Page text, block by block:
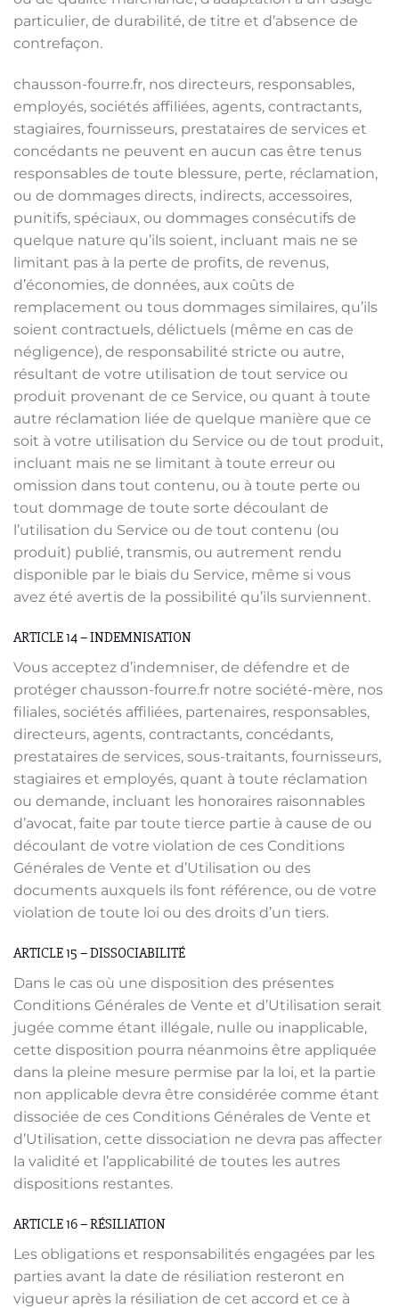
particulier, de durabilité, de titre et d’absence de
contrefaçon.
chausson-fourre.fr, nos directeurs, responsables,
employés, sociétés affiliées, agents, contractants,
stagiaires, fournisseurs, prestataires de services et
concédants ne peuvent en aucun cas être tenus
responsables de toute blessure, perte, réclamation,
ou de dommages directs, indirects, accessoires,
punitifs, spéciaux, ou dommages consécutifs de
quelque nature qu’ils soient, incluant mais ne se
limitant pas à la perte de profits, de revenus,
d’économies, de données, aux coûts de
remplacement ou tous dommages similaires, qu’ils
soient contractuels, délictuels (même en cas de
négligence), de responsabilité stricte ou autre,
résultant de votre utilisation de tout service ou
produit provenant de ce Service, ou quant à toute
autre réclamation liée de quelque manière que ce
soit à votre utilisation du Service ou de tout produit,
incluant mais ne se limitant à toute erreur ou
omission dans tout contenu, ou à toute perte ou
tout dommage de toute sorte découlant de
l’utilisation du Service ou de tout contenu (ou
produit) publié, transmis, ou autrement rendu
disponible par le biais du Service, même si vous
avez été avertis de la possibilité qu’ils surviennent.
ARTICLE 14 – INDEMNISATION
Vous acceptez d’indemniser, de défendre et de
protéger chausson-fourre.fr notre société-mère, nos
filiales, sociétés affiliées, partenaires, responsables,
directeurs, agents, contractants, concédants,
prestataires de services, sous-traitants, fournisseurs,
stagiaires et employés, quant à toute réclamation
ou demande, incluant les honoraires raisonnables
d’avocat, faite par toute tierce partie à cause de ou
découlant de votre violation de ces Conditions
Générales de Vente et d’Utilisation ou des
documents auxquels ils font référence, ou de votre
violation de toute loi ou des droits d’un tiers.
ARTICLE 15 – DISSOCIABILITÉ
Dans le cas où une disposition des présentes
Conditions Générales de Vente et d’Utilisation serait
jugée comme étant illégale, nulle ou inapplicable,
cette disposition pourra néanmoins être appliquée
dans la pleine mesure permise par la loi, et la partie
non applicable devra être considérée comme étant
dissociée de ces Conditions Générales de Vente et
d’Utilisation, cette dissociation ne devra pas affecter
la validité et l’applicabilité de toutes les autres
dispositions restantes.
ARTICLE 16 – RÉSILIATION
Les obligations et responsabilités engagées par les
parties avant la date de résiliation resteront en
vigueur après la résiliation de cet accord et ce à